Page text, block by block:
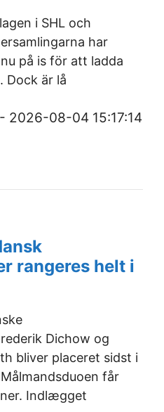
i SHL och
har
på is för att ladda
Dock är lå
2026-08-04 15:17:14
rangeres helt i
Dichow og
bliver placeret sidst i
får
Indlægget